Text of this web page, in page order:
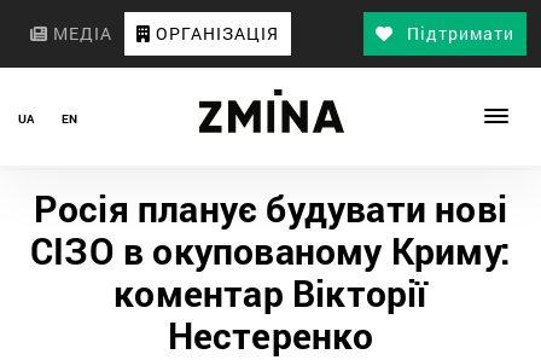
МЕДІА ОРГАНІЗАЦІЯ Підтримати
UA EN
Росія планує будувати нові
СІЗО в окупованому Криму:
коментар Вікторії
Нестеренко